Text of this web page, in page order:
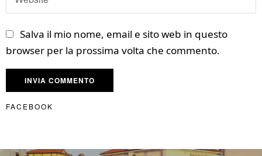
Salva il mio nome, email e sito web in questo
browser per la prossima volta che commento.
FACEBOOK